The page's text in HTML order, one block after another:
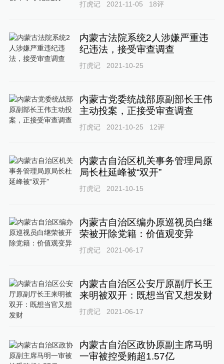
打虎记 2021-11-05 18评
内蒙古法院系统2人涉嫌严重违
纪违法，接受审查调查
打虎记 2021-10-25
内蒙古党委统战部原副部长王伟
主动投案，正接受审查调查
打虎记 2021-10-25 12评
内蒙古自治区机关事务管理局原
局长杜延峰被“双开”
打虎记 2021-10-15
内蒙古自治区编办原巡视员白继
荣被开除党籍：价值观变异
打虎记 2021-06-17
内蒙古自治区公安厅原副厅长王
来明被双开：既想当官又想发财
打虎记 2021-06-17
内蒙古自治区政协原副主席马明
一审被控受贿超1.57亿